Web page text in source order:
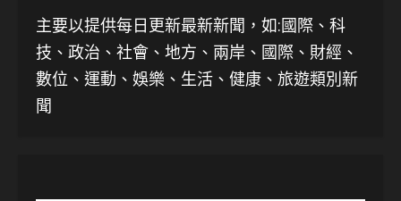
主要以提供每日更新最新新聞 ，如:國際、科
技、 政治、社會、地方、兩岸、國際、財經、
數位、運動、娛樂、生活、健康、旅遊類別新
聞